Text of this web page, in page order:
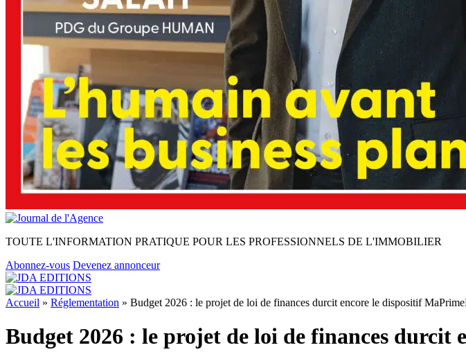
TOUTE L'INFORMATION PRATIQUE POUR LES PROFESSIONNELS DE L'IMMOBILIER
Abonnez-vous Devenez annonceur
Accueil » Réglementation » Budget 2026 : le projet de loi de finances durcit encore le dispositif
Budget 2026 : le projet de loi de finances durcit